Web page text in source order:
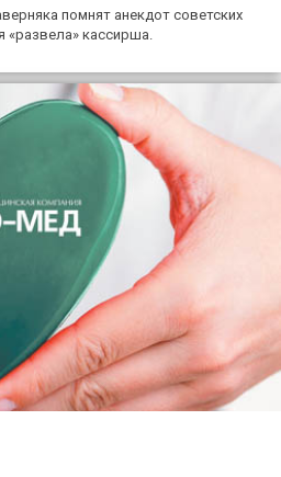
помнят анекдот советских
«развела» кассирша.